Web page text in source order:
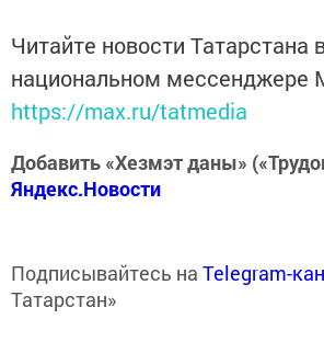
Читайте новости Татарстана
национальном мессенджере
https://max.ru/tatmedia
Добавить «Хезмэт даны»
Яндекс.Новости
Подписывайтесь на Telegram-
Татарстан»